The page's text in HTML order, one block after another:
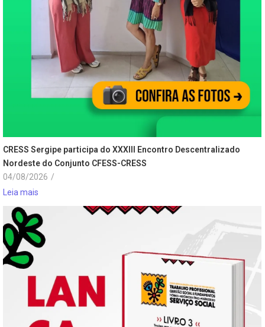
CRESS Sergipe participa do XXXIII Encontro Descentralizado
Nordeste do Conjunto CFESS-CRESS
04/08/2026 /
Leia mais